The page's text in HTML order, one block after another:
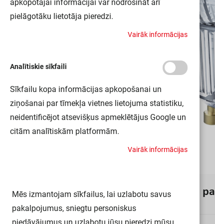
Inform pa
apkopotajai informācijai var nodrošināt arī
pielāgotāku lietotāja pieredzi.
Vairāk informācijas
Analītiskie sīkfaili
Sīkfailu kopa informācijas apkopošanai un
ziņošanai par tīmekļa vietnes lietojuma statistiku,
neidentificējot atsevišķus apmeklētājus Google un
citām analītiskām platformām.
Vairāk informācijas
Mēs izmantojam sīkfailus, lai uzlabotu savus
pakalpojumus, sniegtu personiskus